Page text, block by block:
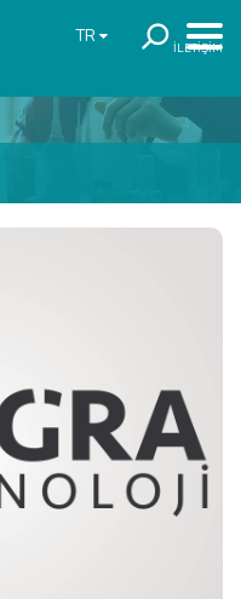
TR
İLETİŞİM